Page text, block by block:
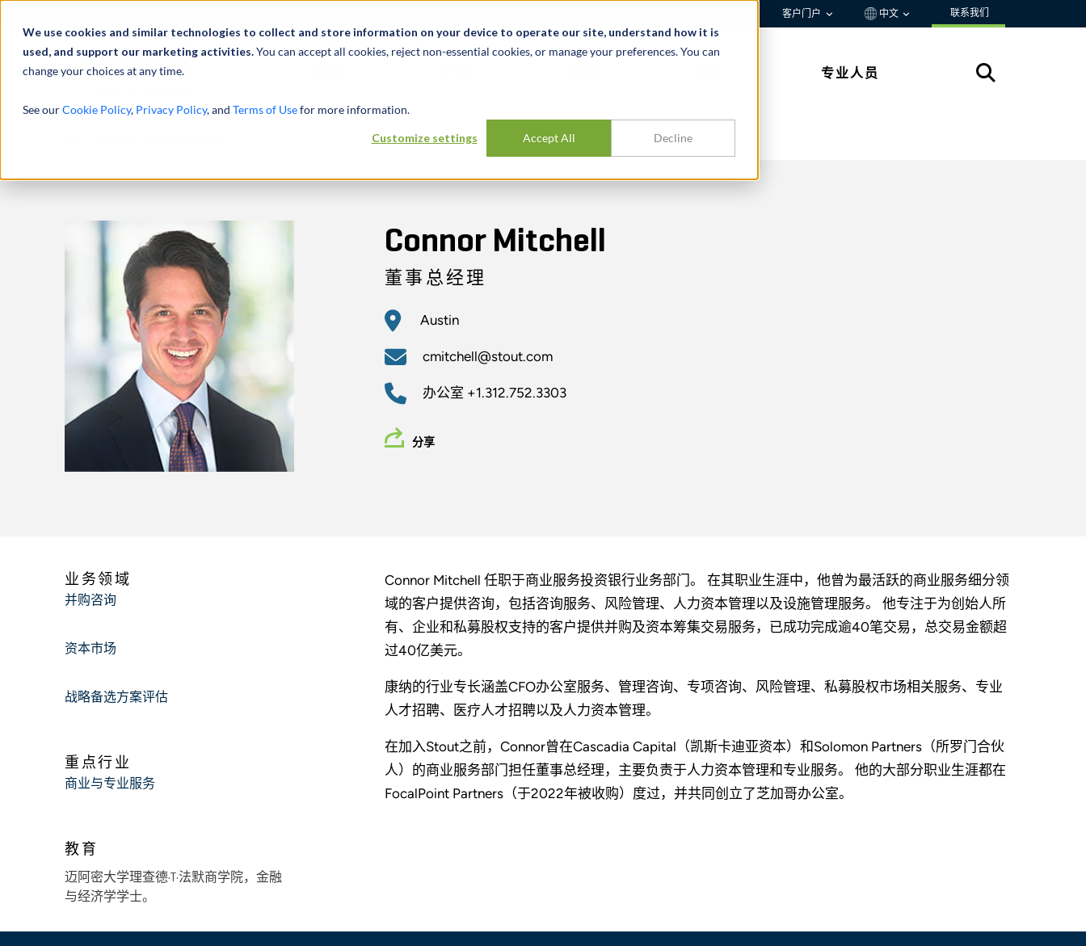
We use cookies and similar technologies to collect and store information on your device to operate our site, understand how it is
used, and support our marketing activities.You can accept all cookies, reject non-essential cookies, or manage your preferences. You can
change your choices at any time.
See ourCookie Policy, Privacy Policy, and Terms of Usefor more information.
Customize settings Accept All Decline
客户门户 中文 联系我们
专业人员
Connor Mitchell
董事总经理
Austin
cmitchell@stout.com
办公室 +1.312.752.3303
分享
Connor Mitchell 任职于商业服务投资银行业务部门。 在其职业生涯中，他曾为最活跃的商业服务细分领
域的客户提供咨询，包括咨询服务、风险管理、人力资本管理以及设施管理服务。 他专注于为创始人所
有、企业和私募股权支持的客户提供并购及资本筹集交易服务，已成功完成逾40笔交易，总交易金额超
过40亿美元。
康纳的行业专长涵盖CFO办公室服务、管理咨询、专项咨询、风险管理、私募股权市场相关服务、专业
人才招聘、医疗人才招聘以及人力资本管理。
在加入Stout之前，Connor曾在Cascadia Capital（凯斯卡迪亚资本）和Solomon Partners（所罗门合伙
人）的商业服务部门担任董事总经理，主要负责于人力资本管理和专业服务。 他的大部分职业生涯都在
FocalPoint Partners（于2022年被收购）度过，并共同创立了芝加哥办公室。
业务领域
并购咨询
资本市场
战略备选方案评估
重点行业
商业与专业服务
教育
迈阿密大学理查德·T·法默商学院，金融
与经济学学士。